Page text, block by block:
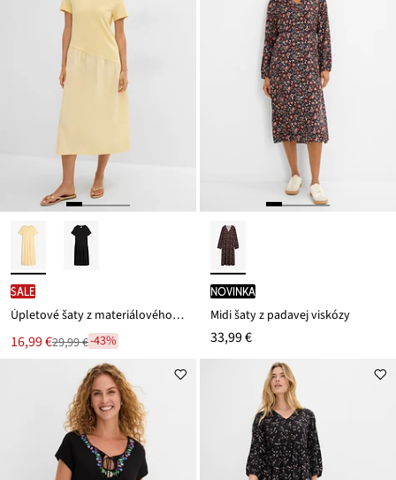
SALE
Úpletové šaty z materiálového mixu
Nová
cena
16,99 €
Zľava 29,99 €-43%
novinka
Midi šaty z padavej viskózy
33,99 €